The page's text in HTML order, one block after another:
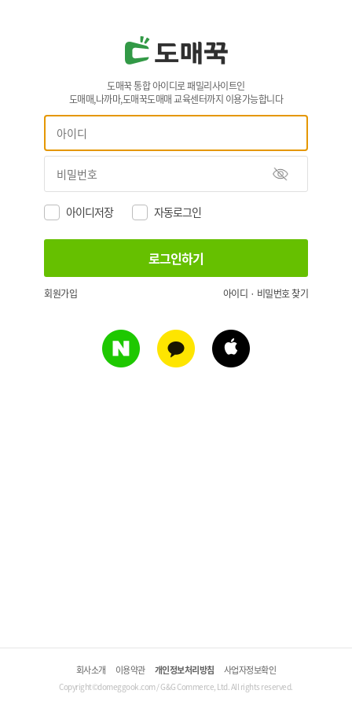
도매꾹 통합 아이디로 패밀리사이트인
도매매,나까마,도매꾹도매매 교육센터까지 이용가능합니다
아이디저장 자동로그인
회원가입 아이디 · 비밀번호 찾기
회사소개 이용약관 개인정보처리방침 사업자정보확인
Copyright©domeggook.com / G&G Commerce, Ltd. All rights reserved.